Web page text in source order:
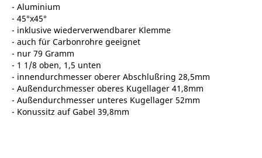
- Aluminium
- 45°x45°
- inklusive wiederverwendbarer Klemme
- auch für Carbonrohre geeignet
- nur 79 Gramm
- 1 1/8 oben, 1,5 unten
- innendurchmesser oberer Abschlußring 28,5mm
- Außendurchmesser oberes Kugellager 41,8mm
- Außendurchmesser unteres Kugellager 52mm
- Konussitz auf Gabel 39,8mm